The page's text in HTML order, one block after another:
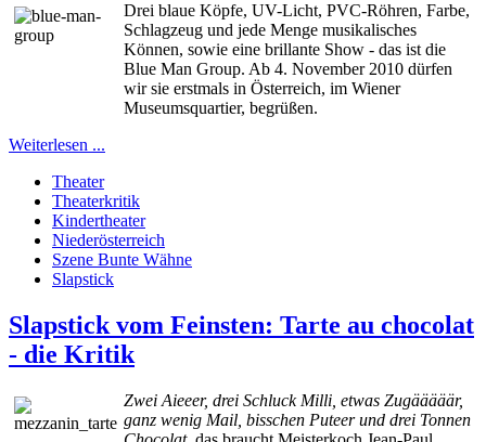
Drei blaue Köpfe, UV-Licht, PVC-Röhren, Farbe,
Schlagzeug und jede Menge musikalisches
Können, sowie eine brillante Show - das ist die
Blue Man Group. Ab 4. November 2010 dürfen
wir sie erstmals in Österreich, im Wiener
Museumsquartier, begrüßen.
Weiterlesen ...
Theater
Theaterkritik
Kindertheater
Niederösterreich
Szene Bunte Wähne
Slapstick
Slapstick vom Feinsten: Tarte au chocolat
- die Kritik
Zwei Aieeer, drei Schluck Milli, etwas Zugääääär,
ganz wenig Mail, bisschen Puteer und drei Tonnen